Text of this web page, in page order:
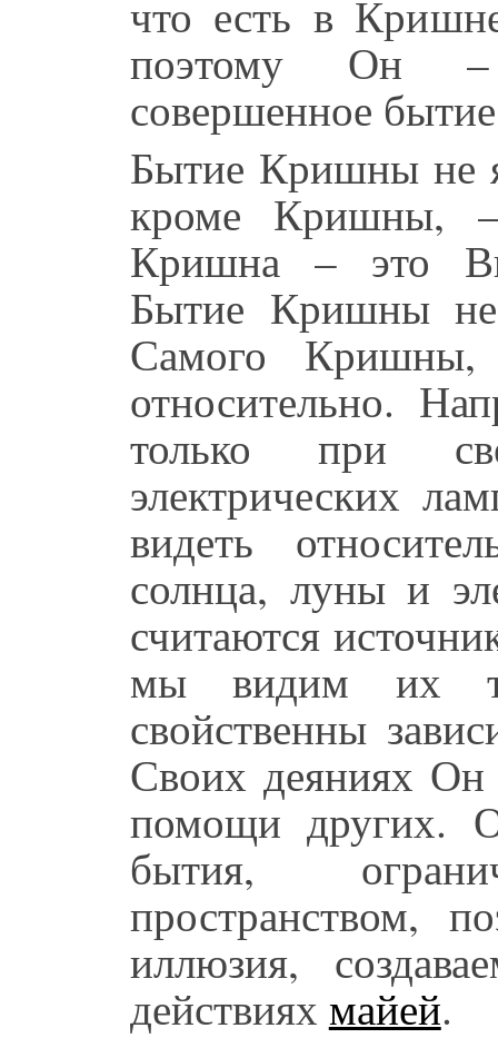
что есть в
поэтому Он –
совершенное
Бытие Кришны не
кроме Кришны, –
Кришна – это
Бытие Кришны
Самого
относительно.
только при
электрических
видеть
солнца, луны и
считаются
мы видим их
свойственны
Своих деяниях Он
помощи других.
бытия,
пространством,
иллюзия,
действиях майей.